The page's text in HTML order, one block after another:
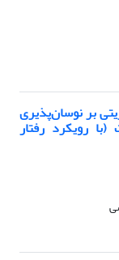
بر نوسان‌پذیری
رویکرد رفتار